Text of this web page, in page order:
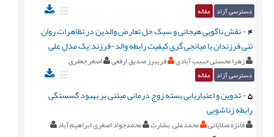
دسترسی آزاد مقاله
4
-نقش ناگویی هیجانی و سبک حل تعارض والدین در تظاهرات روان
تنی فرزندان با میانجی گری کیفیت رابطه والد-فرزند:یک مدل علی
زهرا محسنی حبیب آبادی فریبرز صدیق ارفعی اصغر جعفری
دسترسی آزاد مقاله
5
-تدوین و اعتباریابی بسته زوج درمانی مبتنی بر بهبود گسستگی
رابطه زناشویی
فائزه صلایانی محمدعلی بشارت
محمدجواد اصغری ابراهیم آباد